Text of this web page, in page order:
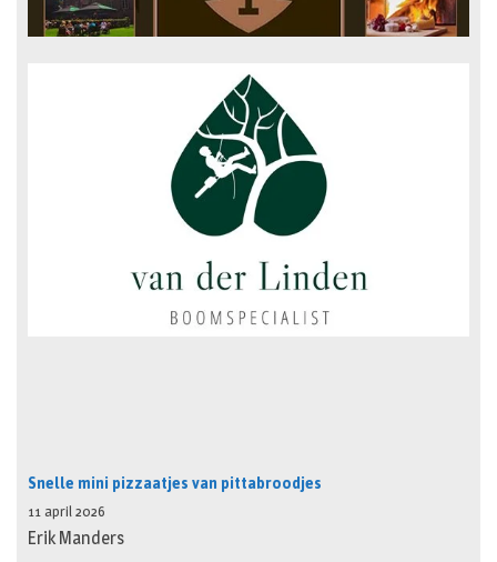
Snelle mini pizzaatjes van pittabroodjes
11 april 2026
Erik Manders